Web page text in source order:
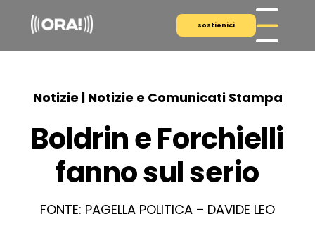
sostienici
Notizie | Notizie e Comunicati Stampa
Boldrin e Forchielli
fanno sul serio
FONTE: PAGELLA POLITICA – DAVIDE LEO